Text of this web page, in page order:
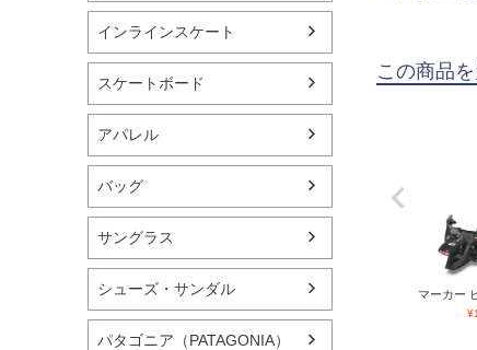
インラインスケート
スケートボード
アパレル
バッグ
サングラス
シューズ・サンダル
パタゴニア（PATAGONIA）
この商品
マーカー
¥